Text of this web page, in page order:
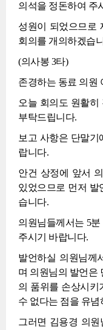
의석을 정돈하여 주
성원이 되었으므로
회의를 개의하겠습
(의사봉 3타)
존경하는 동료 의원
오늘 회의도 원활
부탁드립니다.
보고 사항은 단말
랍니다.
안건 상정에 앞서
있었으므로 먼저 발
습니다.
의원님들께서는 5
주시기 바랍니다.
발언하실 의원님께
며 의원님의 발언은
의 품위를 손상시키
수 없다는 점을 유
그러면 김용경 의